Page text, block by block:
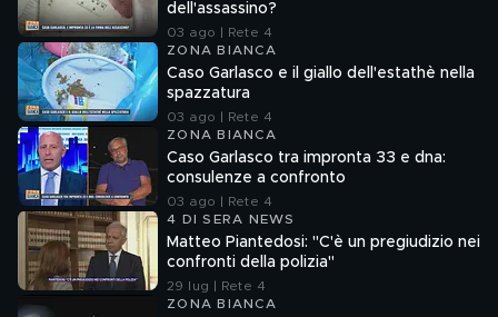
dell'assassino?
03 ago | Rete 4
ZONA BIANCA
Caso Garlasco e il giallo dell'estathè nella
spazzatura
03 ago | Rete 4
ZONA BIANCA
Caso Garlasco tra impronta 33 e dna:
consulenze a confronto
03 ago | Rete 4
4 DI SERA NEWS
Matteo Piantedosi: "C'è un pregiudizio nei
confronti della polizia"
29 lug | Rete 4
ZONA BIANCA